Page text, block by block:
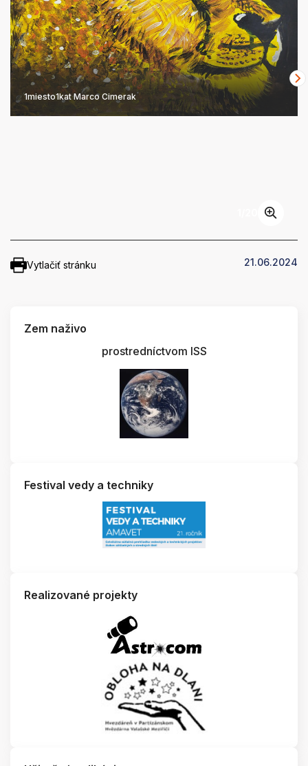
1miesto1kat Marco Cimerak
Vytlačiť stránku 21.06.2024
Zem naživo
prostredníctvom ISS
Festival vedy a techniky
Realizované projekty